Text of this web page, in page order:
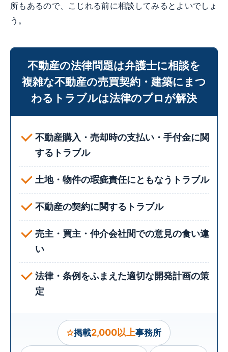
所もあるので、こじれる前に相談してみるとよいでしょ
う。
不動産の法律問題は弁護士に相談を
複雑な不動産の売買契約・建築にまつ
わるトラブルは法律のプロが解決
不動産購入・売却時の支払い・手付金に関
するトラブル
土地・物件の瑕疵責任にともなうトラブル
不動産の契約に関するトラブル
売主・買主・仲介会社間での意見の食い違
い
法律・条例をふまえた適切な開発計画の策
定
掲載2,000以上事務所